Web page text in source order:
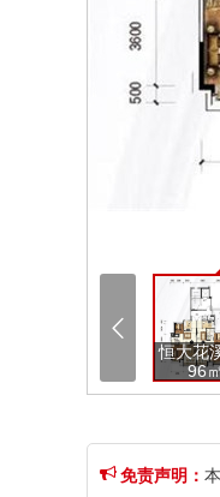

恒大花
96
 免责声明：